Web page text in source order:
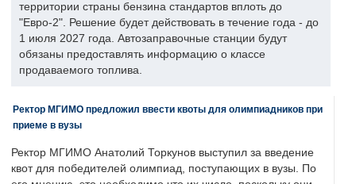
территории страны бензина стандартов вплоть до
"Евро-2". Решение будет действовать в течение года - до
1 июля 2027 года. Автозаправочные станции будут
обязаны предоставлять информацию о классе
продаваемого топлива.
Ректор МГИМО предложил ввести квоты для олимпиадников при
приеме в вузы
Ректор МГИМО Анатолий Торкунов выступил за введение
квот для победителей олимпиад, поступающих в вузы. По